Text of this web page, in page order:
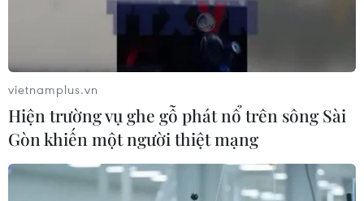
vietnamplus.vn
Hiện trường vụ ghe gỗ phát nổ trên sông Sài
Gòn khiến một người thiệt mạng